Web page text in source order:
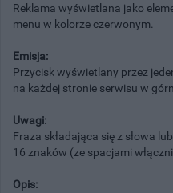
Reklama wyświetlana jako
menu w kolorze czerwonym.
Emisja:
Przycisk wyświetlany przez
na każdej stronie serwisu w
Uwagi:
Fraza składająca się z słowa
16 znaków (ze spacjami
Opis: